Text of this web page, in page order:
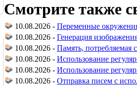
Смотрите также
10.08.2026 - Переменные
10.08.2026 - Генерация
10.08.2026 - Память, потребляемая
10.08.2026 - Использование
10.08.2026 - Использование
10.08.2026 - Отправка писем с